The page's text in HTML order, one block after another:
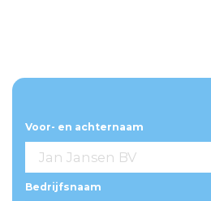
Voor- en achternaam
Bedrijfsnaam